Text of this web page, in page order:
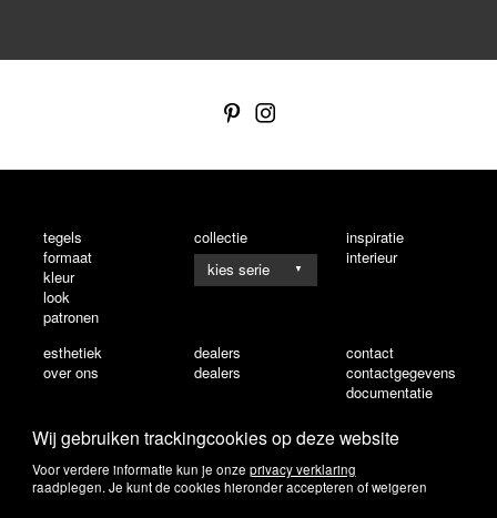
Wij gebruiken trackingcookies op deze website
Voor verdere informatie kun je onze privacy verklaring
raadplegen. Je kunt de cookies hieronder accepteren of weigeren
tegels
formaat
kleur
look
patronen
collectie
▼
inspiratie
interieur
esthetiek
over ons
dealers
dealers
contact
contactgegevens
documentatie